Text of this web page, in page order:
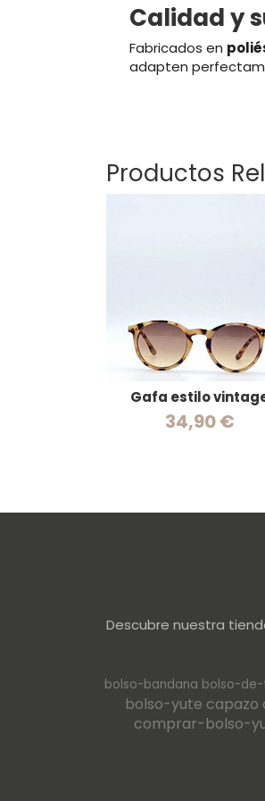
Calidad y
Fabricados en
adapten
Productos
Gafa estilo
34,90 €
Descubre nuestra
bolso-bandana bolso-
bolso-yute capazo
comprar-bolso-